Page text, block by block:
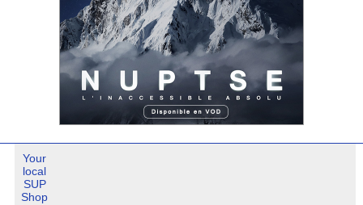
Your
local
SUP
Shop